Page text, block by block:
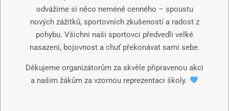
odvážíme si něco neméně cenného – spoustu
nových zážitků, sportovních zkušeností a radost z
pohybu. Všichni naši sportovci předvedli velké
nasazení, bojovnost a chuť překonávat sami sebe.
Děkujeme organizátorům za skvěle připravenou akci
a našim žákům za vzornou reprezentaci školy.